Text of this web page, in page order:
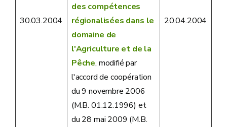
30.03.2004
des compétences
régionalisées dans le
domaine de
l'Agriculture et de la
Pêche, modifié par
l'accord de coopération
du 9 novembre 2006
(M.B. 01.12.1996) et
du 28 mai 2009 (M.B.
20.04.2004